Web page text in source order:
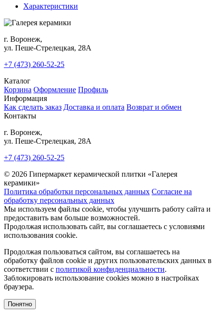
Характеристики
г. Воронеж,
ул. Пеше-Cтрелецкая, 28А
+7 (473) 260-52-25
Каталог
Корзина Оформление Профиль
Информация
Как сделать заказ Доставка и оплата Возврат и обмен
Контакты
г. Воронеж,
ул. Пеше-Cтрелецкая, 28А
+7 (473) 260-52-25
© 2026 Гипермаркет керамической плитки «Галерея
керамики»
Политика обработки персональных данных Согласие на
обработку персональных данных
Мы используем файлы cookie, чтобы улучшить работу сайта и
предоставить вам больше возможностей.
Продолжая использовать сайт, вы соглашаетесь с условиями
использования cookie.
Продолжая пользоваться сайтом, вы соглашаетесь на
обработку файлов cookie и других пользовательских данных в
соответствии с политикой конфиденциальности.
Заблокировать использование cookies можно в настройках
браузера.
Понятно